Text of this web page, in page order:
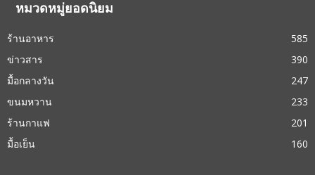
หมวดหมู่ยอดนิยม
ร้านอาหาร
585
ข่าวสาร
390
มื้อกลางวัน
247
ขนมหวาน
233
ร้านกาแฟ
201
มื้อเย็น
160